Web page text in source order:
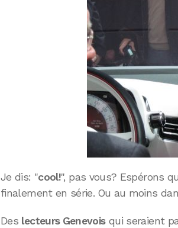
Je dis: "cool!", pas vous? Espérons
finalement en série. Ou au moins
Des lecteurs Genevoisqui seraient